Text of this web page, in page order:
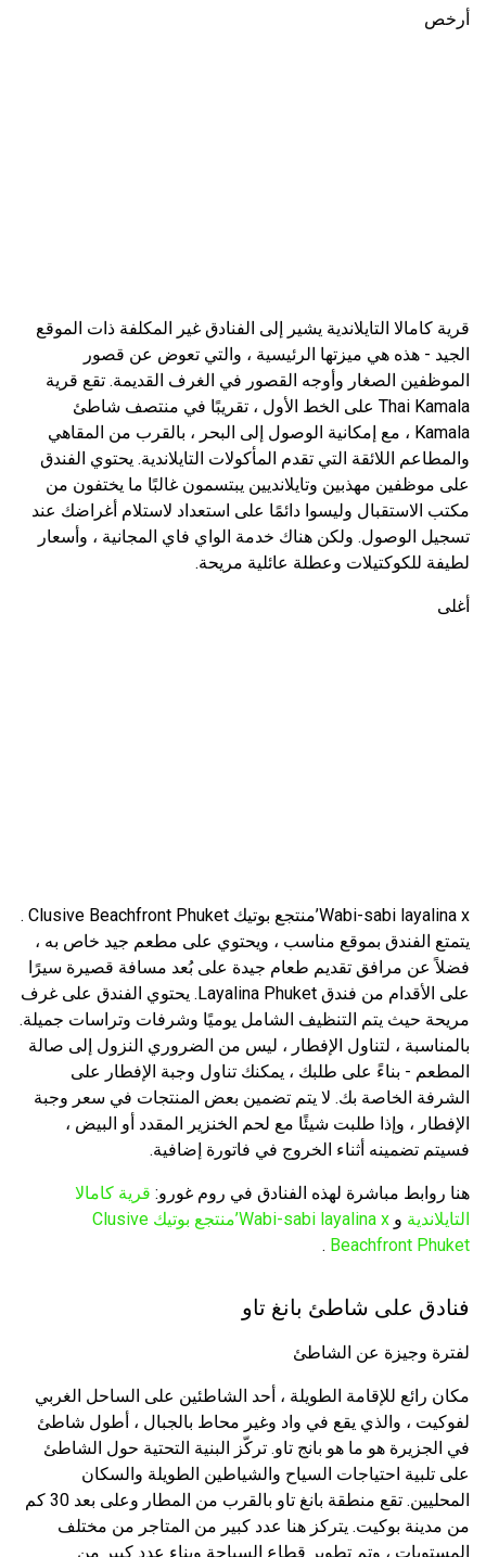
أرخص
قرية كامالا التايلاندية يشير إلى الفنادق غير المكلفة ذات الموقع
الجيد - هذه هي ميزتها الرئيسية ، والتي تعوض عن قصور
الموظفين الصغار وأوجه القصور في الغرف القديمة. تقع قرية
Thai Kamala على الخط الأول ، تقريبًا في منتصف شاطئ
Kamala ، مع إمكانية الوصول إلى البحر ، بالقرب من المقاهي
والمطاعم اللائقة التي تقدم المأكولات التايلاندية. يحتوي الفندق
على موظفين مهذبين وتايلانديين يبتسمون غالبًا ما يختفون من
مكتب الاستقبال وليسوا دائمًا على استعداد لاستلام أغراضك عند
تسجيل الوصول. ولكن هناك خدمة الواي فاي المجانية ، وأسعار
لطيفة للكوكتيلات وعطلة عائلية مريحة.
أغلى
Wabi-sabi layalina x’منتجع بوتيك Clusive Beachfront Phuket .
يتمتع الفندق بموقع مناسب ، ويحتوي على مطعم جيد خاص به ،
فضلاً عن مرافق تقديم طعام جيدة على بُعد مسافة قصيرة سيرًا
على الأقدام من فندق Layalina Phuket. يحتوي الفندق على غرف
مريحة حيث يتم التنظيف الشامل يوميًا وشرفات وتراسات جميلة.
بالمناسبة ، لتناول الإفطار ، ليس من الضروري النزول إلى صالة
المطعم - بناءً على طلبك ، يمكنك تناول وجبة الإفطار على
الشرفة الخاصة بك. لا يتم تضمين بعض المنتجات في سعر وجبة
الإفطار ، وإذا طلبت شيئًا مع لحم الخنزير المقدد أو البيض ،
فسيتم تضمينه أثناء الخروج في فاتورة إضافية.
هنا روابط مباشرة لهذه الفنادق في روم غورو: قرية كامالا
التايلاندية و
Wabi-sabi layalina x’منتجع بوتيك Clusive
Beachfront Phuket
.
فنادق على شاطئ بانغ تاو
لفترة وجيزة عن الشاطئ
مكان رائع للإقامة الطويلة ، أحد الشاطئين على الساحل الغربي
لفوكيت ، والذي يقع في واد وغير محاط بالجبال ، أطول شاطئ
في الجزيرة هو ما هو بانج تاو. تركّز البنية التحتية حول الشاطئ
على تلبية احتياجات السياح والشياطين الطويلة والسكان
المحليين. تقع منطقة بانغ تاو بالقرب من المطار وعلى بعد 30 كم
من مدينة بوكيت. يتركز هنا عدد كبير من المتاجر من مختلف
المستويات ، وتم تطوير قطاع السياحة وبناء عدد كبير من